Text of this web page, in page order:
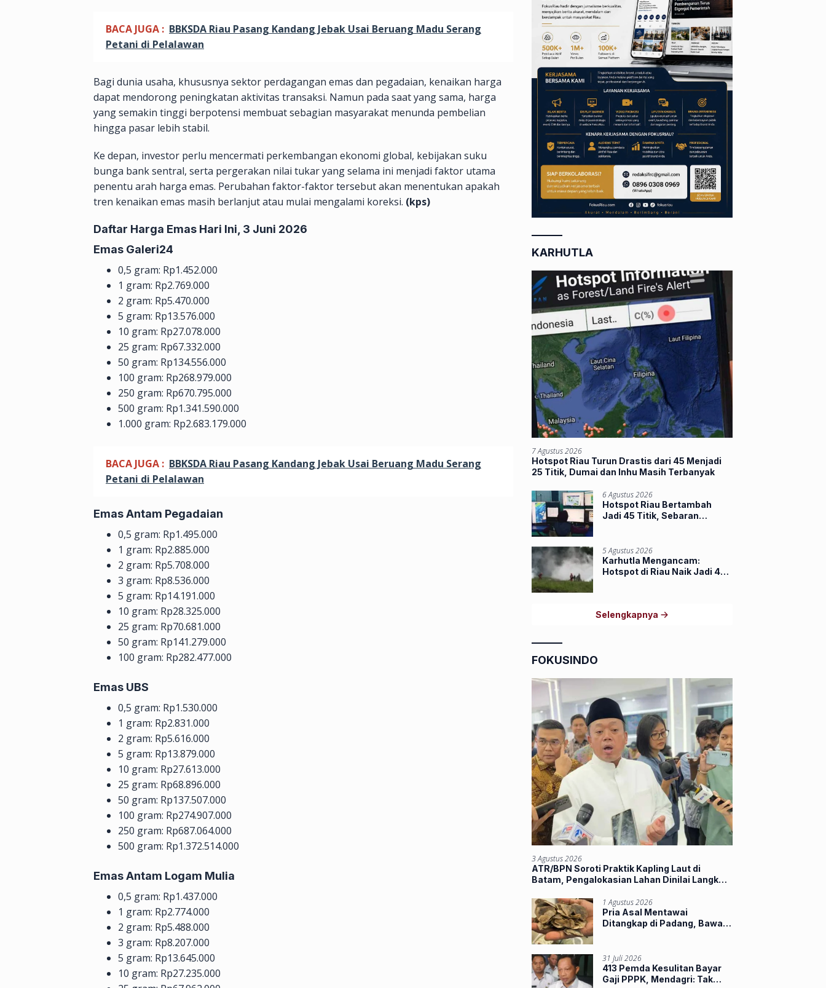
BACA JUGA : BBKSDA Riau Pasang Kandang Jebak Usai Beruang Madu Serang
Petani di Pelalawan
Bagi dunia usaha, khususnya sektor perdagangan emas dan pegadaian, kenaikan harga
dapat mendorong peningkatan aktivitas transaksi. Namun pada saat yang sama, harga
yang semakin tinggi berpotensi membuat sebagian masyarakat menunda pembelian
hingga pasar lebih stabil.
Ke depan, investor perlu mencermati perkembangan ekonomi global, kebijakan suku
bunga bank sentral, serta pergerakan nilai tukar yang selama ini menjadi faktor utama
penentu arah harga emas. Perubahan faktor-faktor tersebut akan menentukan apakah
tren kenaikan emas masih berlanjut atau mulai mengalami koreksi. (kps)
Daftar Harga Emas Hari Ini, 3 Juni 2026
Emas Galeri24
0,5 gram: Rp1.452.000
1 gram: Rp2.769.000
2 gram: Rp5.470.000
5 gram: Rp13.576.000
10 gram: Rp27.078.000
25 gram: Rp67.332.000
50 gram: Rp134.556.000
100 gram: Rp268.979.000
250 gram: Rp670.795.000
500 gram: Rp1.341.590.000
1.000 gram: Rp2.683.179.000
BACA JUGA : BBKSDA Riau Pasang Kandang Jebak Usai Beruang Madu Serang
Petani di Pelalawan
Emas Antam Pegadaian
0,5 gram: Rp1.495.000
1 gram: Rp2.885.000
2 gram: Rp5.708.000
3 gram: Rp8.536.000
5 gram: Rp14.191.000
10 gram: Rp28.325.000
25 gram: Rp70.681.000
50 gram: Rp141.279.000
100 gram: Rp282.477.000
Emas UBS
0,5 gram: Rp1.530.000
1 gram: Rp2.831.000
2 gram: Rp5.616.000
5 gram: Rp13.879.000
10 gram: Rp27.613.000
25 gram: Rp68.896.000
50 gram: Rp137.507.000
100 gram: Rp274.907.000
250 gram: Rp687.064.000
500 gram: Rp1.372.514.000
Emas Antam Logam Mulia
0,5 gram: Rp1.437.000
1 gram: Rp2.774.000
2 gram: Rp5.488.000
3 gram: Rp8.207.000
5 gram: Rp13.645.000
10 gram: Rp27.235.000
KARHUTLA
7 Agustus 2026
Hotspot Riau Turun Drastis dari 45 Menjadi
25 Titik, Dumai dan Inhu Masih Terbanyak
6 Agustus 2026
Hotspot Riau Bertambah
Jadi 45 Titik, Sebaran
5 Agustus 2026
Karhutla Mengancam:
Hotspot di Riau Naik Jadi 44
Selengkapnya
FOKUSINDO
3 Agustus 2026
ATR/BPN Soroti Praktik Kapling Laut di
Batam, Pengalokasian Lahan Dinilai Langkahi
1 Agustus 2026
Pria Asal Mentawai
Ditangkap di Padang, Bawa
31 Juli 2026
413 Pemda Kesulitan Bayar
Gaji PPPK, Mendagri: Tak